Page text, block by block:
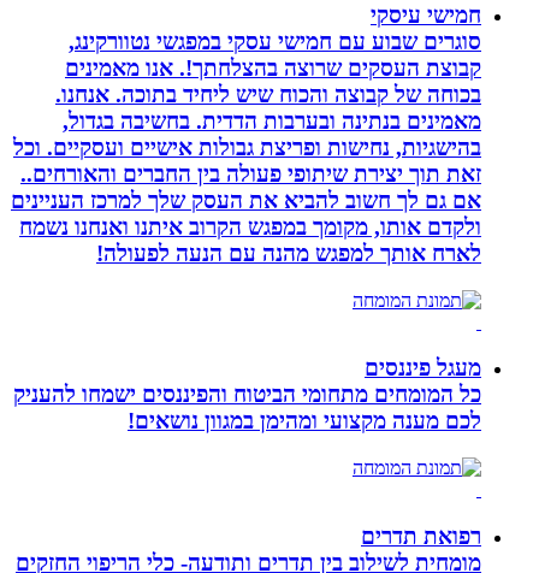
חמישי עיסקי
סוגרים שבוע עם חמישי עסקי במפגשי נטוורקינג,
קבוצת העסקים שרוצה בהצלחתך!. אנו מאמינים
בכוחה של קבוצה והכוח שיש ליחיד בתוכה. אנחנו.
מאמינים בנתינה ובערבות הדדית. בחשיבה בגדול,
בהישגיות, נחישות ופריצת גבולות אישיים ועסקיים. וכל
זאת תוך יצירת שיתופי פעולה בין החברים והאורחים..
אם גם לך חשוב להביא את העסק שלך למרכז העניינים
ולקדם אותו, מקומך במפגש הקרוב איתנו ואנחנו נשמח
לארח אותך למפגש מהנה עם הנעה לפעולה!
מעגל פיננסים
כל המומחים מתחומי הביטוח והפיננסים ישמחו להעניק
לכם מענה מקצועי ומהימן במגוון נושאים!
רפואת תדרים
מומחית לשילוב בין תדרים ותודעה- כלי הריפוי החזקים